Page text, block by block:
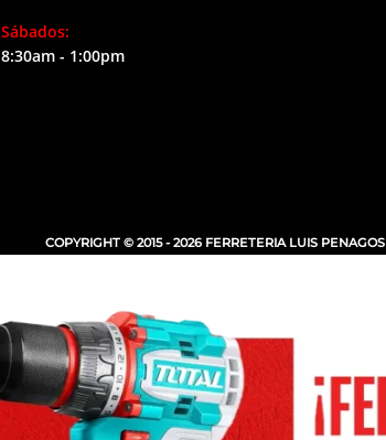
Sábados:
8:30am - 1:00pm
COPYRIGHT © 2015 - 2026 FERRETERIA LUIS PENAGOS